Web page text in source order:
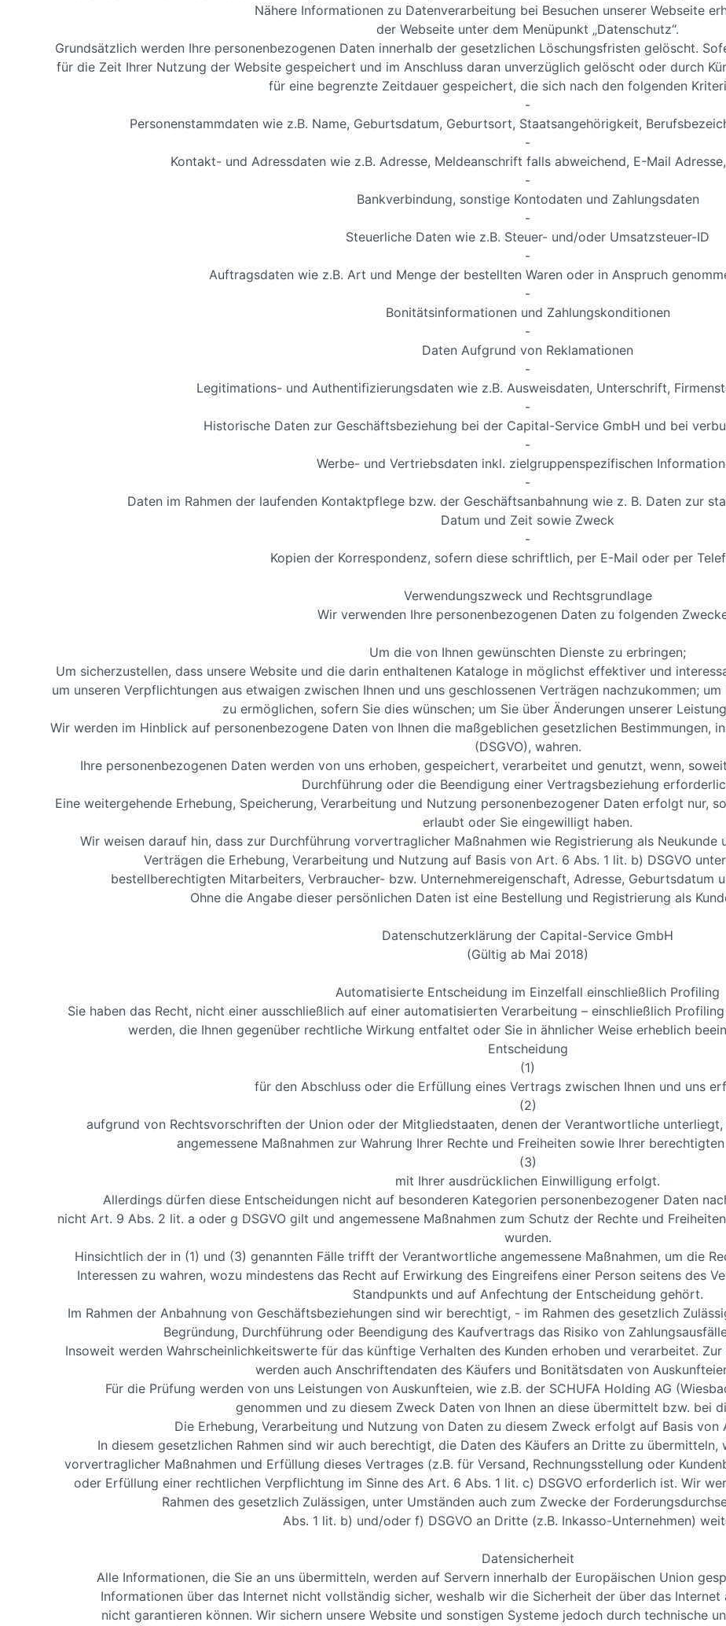
Nähere Informationen zu Datenverarbeitung bei Besuchen unserer Webseite
der Webseite unter dem Menüpunkt „Datenschutz“.
Grundsätzlich werden Ihre personenbezogenen Daten innerhalb der gesetzlichen Löschungsfristen gelöscht.
für die Zeit Ihrer Nutzung der Website gespeichert und im Anschluss daran unverzüglich gelöscht oder durch
für eine begrenzte Zeitdauer gespeichert, die sich nach den folgenden
-
Personenstammdaten wie z.B. Name, Geburtsdatum, Geburtsort, Staatsangehörigkeit,
-
Kontakt- und Adressdaten wie z.B. Adresse, Meldeanschrift falls abweichend, E-Mail
-
Bankverbindung, sonstige Kontodaten und Zahlungsdaten
-
Steuerliche Daten wie z.B. Steuer- und/oder Umsatzsteuer-ID
-
Auftragsdaten wie z.B. Art und Menge der bestellten Waren oder in Anspruch
-
Bonitätsinformationen und Zahlungskonditionen
-
Daten Aufgrund von Reklamationen
-
Legitimations- und Authentifizierungsdaten wie z.B. Ausweisdaten, Unterschrift,
-
Historische Daten zur Geschäftsbeziehung bei der Capital-Service GmbH und bei
-
Werbe- und Vertriebsdaten inkl. zielgruppenspezifischen
-
Daten im Rahmen der laufenden Kontaktpflege bzw. der Geschäftsanbahnung wie z. B. Daten zur
Datum und Zeit sowie Zweck
-
Kopien der Korrespondenz, sofern diese schriftlich, per E-Mail oder per
Verwendungszweck und Rechtsgrundlage
Wir verwenden Ihre personenbezogenen Daten zu folgenden
Um die von Ihnen gewünschten Dienste zu erbringen;
Um sicherzustellen, dass unsere Website und die darin enthaltenen Kataloge in möglichst effektiver und
um unseren Verpflichtungen aus etwaigen zwischen Ihnen und uns geschlossenen Verträgen nachzukommen;
zu ermöglichen, sofern Sie dies wünschen; um Sie über Änderungen unserer
Wir werden im Hinblick auf personenbezogene Daten von Ihnen die maßgeblichen gesetzlichen Bestimmungen,
(DSGVO), wahren.
Ihre personenbezogenen Daten werden von uns erhoben, gespeichert, verarbeitet und genutzt, wenn,
Durchführung oder die Beendigung einer Vertragsbeziehung
Eine weitergehende Erhebung, Speicherung, Verarbeitung und Nutzung personenbezogener Daten erfolgt nur,
erlaubt oder Sie eingewilligt haben.
Wir weisen darauf hin, dass zur Durchführung vorvertraglicher Maßnahmen wie Registrierung als Neukunde
Verträgen die Erhebung, Verarbeitung und Nutzung auf Basis von Art. 6 Abs. 1 lit. b) DSGVO
bestellberechtigten Mitarbeiters, Verbraucher- bzw. Unternehmereigenschaft, Adresse, Geburtsdatum
Ohne die Angabe dieser persönlichen Daten ist eine Bestellung und Registrierung als
Datenschutzerklärung der Capital-Service GmbH
(Gültig ab Mai 2018)
Automatisierte Entscheidung im Einzelfall einschließlich Profiling
Sie haben das Recht, nicht einer ausschließlich auf einer automatisierten Verarbeitung – einschließlich
werden, die Ihnen gegenüber rechtliche Wirkung entfaltet oder Sie in ähnlicher Weise erheblich
Entscheidung
(1)
für den Abschluss oder die Erfüllung eines Vertrags zwischen Ihnen und uns
(2)
aufgrund von Rechtsvorschriften der Union oder der Mitgliedstaaten, denen der Verantwortliche
angemessene Maßnahmen zur Wahrung Ihrer Rechte und Freiheiten sowie Ihrer
(3)
mit Ihrer ausdrücklichen Einwilligung erfolgt.
Allerdings dürfen diese Entscheidungen nicht auf besonderen Kategorien personenbezogener Daten
nicht Art. 9 Abs. 2 lit. a oder g DSGVO gilt und angemessene Maßnahmen zum Schutz der Rechte und
wurden.
Hinsichtlich der in (1) und (3) genannten Fälle trifft der Verantwortliche angemessene Maßnahmen, um die
Interessen zu wahren, wozu mindestens das Recht auf Erwirkung des Eingreifens einer Person seitens des
Standpunkts und auf Anfechtung der Entscheidung gehört.
Im Rahmen der Anbahnung von Geschäftsbeziehungen sind wir berechtigt, - im Rahmen des gesetzlich
Begründung, Durchführung oder Beendigung des Kaufvertrags das Risiko von
Insoweit werden Wahrscheinlichkeitswerte für das künftige Verhalten des Kunden erhoben und verarbeitet.
werden auch Anschriftendaten des Käufers und Bonitätsdaten von
Für die Prüfung werden von uns Leistungen von Auskunfteien, wie z.B. der SCHUFA Holding AG
genommen und zu diesem Zweck Daten von Ihnen an diese übermittelt bzw. bei
Die Erhebung, Verarbeitung und Nutzung von Daten zu diesem Zweck erfolgt auf Basis von
In diesem gesetzlichen Rahmen sind wir auch berechtigt, die Daten des Käufers an Dritte zu
vorvertraglicher Maßnahmen und Erfüllung dieses Vertrages (z.B. für Versand, Rechnungsstellung oder
oder Erfüllung einer rechtlichen Verpflichtung im Sinne des Art. 6 Abs. 1 lit. c) DSGVO erforderlich ist. Wir
Rahmen des gesetzlich Zulässigen, unter Umständen auch zum Zwecke der
Abs. 1 lit. b) und/oder f) DSGVO an Dritte (z.B. Inkasso-Unternehmen)
Datensicherheit
Alle Informationen, die Sie an uns übermitteln, werden auf Servern innerhalb der Europäischen Union
Informationen über das Internet nicht vollständig sicher, weshalb wir die Sicherheit der über das
nicht garantieren können. Wir sichern unsere Website und sonstigen Systeme jedoch durch technische